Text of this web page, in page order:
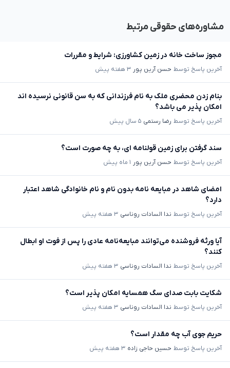
مشاوره‌های حقوقی مرتبط
مجوز ساخت خانه در زمین کشاورزی: شرایط و مقررات
آخرین پاسخ توسط حسن آرین پور ۳ هفته پیش
بنام زدن محضری ملک به نام فرزندانی که به سن قانونی نرسیده اند
امکان پذیر می باشد؟
آخرین پاسخ توسط رضا رستمی ۵ سال پیش
سند گرفتن برای زمین قولنامه ای، به چه صورت است؟
آخرین پاسخ توسط حسن آرین پور ۱ ماه پیش
امضای شاهد در مبایعه نامه بدون نام و نام خانوادگی شاهد اعتبار
دارد؟
آخرین پاسخ توسط ندا السادات روناسی ۳ هفته پیش
آیا ورثه فروشنده می‌توانند مبایعه‌نامه عادی را پس از فوت او ابطال
کنند؟
آخرین پاسخ توسط ندا السادات روناسی ۳ هفته پیش
شکایت بابت صدای سگ همسایه امکان پذیر است؟
آخرین پاسخ توسط ندا السادات روناسی ۳ هفته پیش
حریم جوی آب چه مقدار است؟
آخرین پاسخ توسط حسین حاجی زاده ۳ هفته پیش